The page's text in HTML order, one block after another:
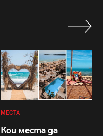
МЕСТА
Кои места да